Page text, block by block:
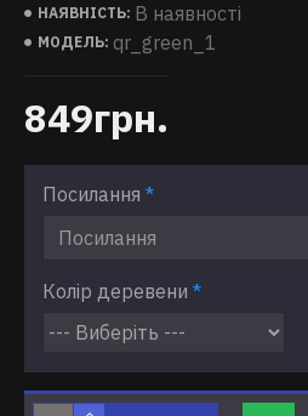
НАЯВНІСТЬ: В наявності
МОДЕЛЬ: qr_green_1
849грн.
Посилання
Колір деревени